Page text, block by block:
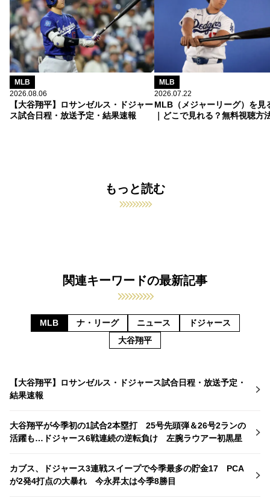
MLB
2026.08.06
【大谷翔平】ロサンゼルス・ドジャー
ス試合日程・放送予定・結果速報
MLB
2026.07.22
MLB（メジャーリーグ）を見
｜どこで見れる？無料視聴方
もっと読む
関連キーワードの最新記事
MLB ナ・リーグ ニュース
ドジャース
大谷翔平
【大谷翔平】ロサンゼルス・ドジャース試合日程・放送予定・
結果速報
大谷翔平が今季初の1試合2本塁打 25号先頭弾＆26号2ランの
活躍も…ドジャース6戦連続の逆転負け 左腕ラウアー初黒星
カブス、ドジャース3連戦スイープで今季最多の貯金17 PCA
が2発4打点の大暴れ 今永昇太は今季8勝目